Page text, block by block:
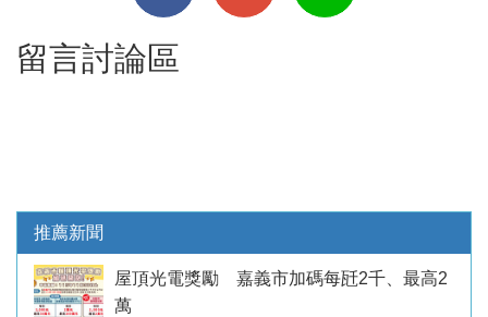
留言討論區
推薦新聞
屋頂光電獎勵 嘉義市加碼每瓩2千、最高2
萬